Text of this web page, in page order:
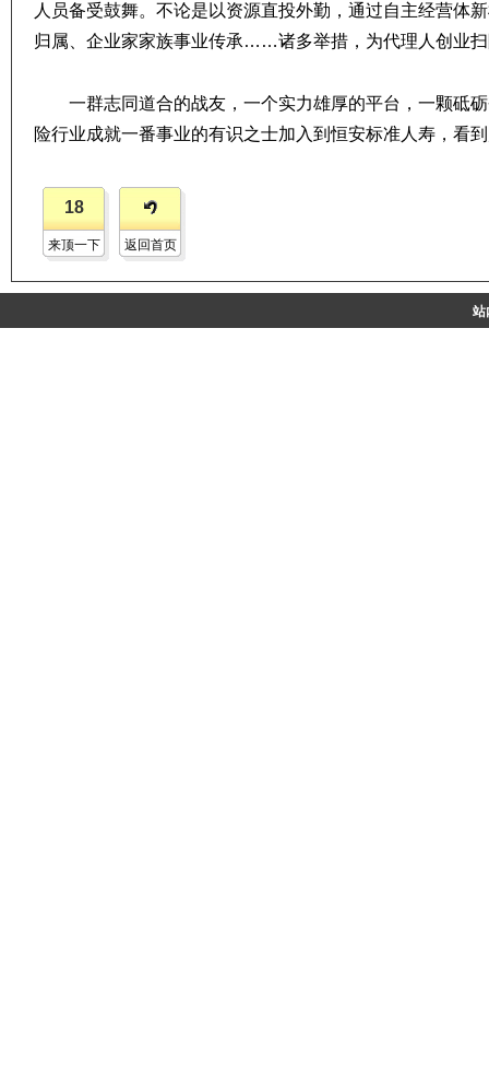
人员备受鼓舞。不论是以资源直投外勤，通过自主经营体
归属、企业家家族事业传承……诸多举措，为代理人创业
一群志同道合的战友，一个实力雄厚的平台，一颗砥
险行业成就一番事业的有识之士加入到恒安标准人寿，看
18
来顶一下 返回首页
站